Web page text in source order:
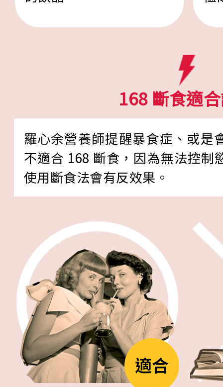
168 斷食適
羅心余營養師提醒暴食症、或是
不適合 168 斷食，因為無法控制
使用斷食法會有反效果。